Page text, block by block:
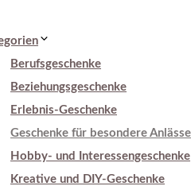
Berufsgeschenke
Beziehungsgeschenke
Erlebnis-Geschenke
Geschenke für besondere Anlässe
Hobby- und Interessengeschenke
Kreative und DIY-Geschenke